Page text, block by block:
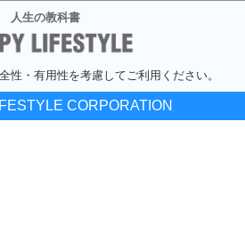
人生の教科書
性・有用性を考慮してご利用ください。
CORPORATION